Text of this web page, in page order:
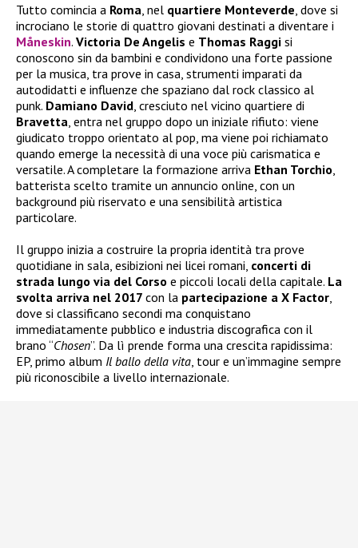
Tutto comincia a Roma , nel quartiere Monteverde , dove si
incrociano le storie di quattro giovani destinati a diventare i
Måneskin. Victoria De Angelis e Thomas Raggi si
conoscono sin da bambini e condividono una forte passione
per la musica, tra prove in casa, strumenti imparati da
autodidatti e influenze che spaziano dal rock classico al
punk. Damiano David , cresciuto nel vicino quartiere di
Bravetta , entra nel gruppo dopo un iniziale rifiuto: viene
giudicato troppo orientato al pop, ma viene poi richiamato
quando emerge la necessità di una voce più carismatica e
versatile. A completare la formazione arriva Ethan Torchio
batterista scelto tramite un annuncio online, con un
background più riservato e una sensibilità artistica
particolare.
Il gruppo inizia a costruire la propria identità tra prove
quotidiane in sala, esibizioni nei licei romani, concerti di
strada lungo via del Corso e piccoli locali della capitale. La
svolta arriva nel 2017 con la partecipazione a X Factor
dove si classificano secondi ma conquistano
immediatamente pubblico e industria discografica con il
brano “Chosen”. Da lì prende forma una crescita rapidissima:
EP, primo album Il ballo della vita , tour e un’immagine sempre
più riconoscibile a livello internazionale.